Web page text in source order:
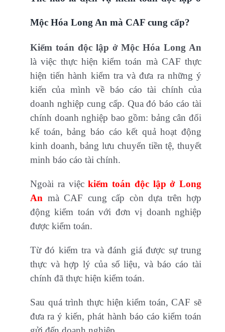
Mộc Hóa Long An mà CAF cung cấp?
Kiểm toán độc lập ở Mộc Hóa Long An
là việc thực hiện kiểm toán mà CAF thực
hiện tiến hành kiểm tra và đưa ra những ý
kiến của mình về báo cáo tài chính của
doanh nghiệp cung cấp. Qua đó báo cáo tài
chính doanh nghiệp bao gồm: bảng cân đối
kế toán, bảng báo cáo kết quả hoạt động
kinh doanh, bảng lưu chuyển tiền tệ, thuyết
minh báo cáo tài chính.
Ngoài ra việc kiểm toán độc lập ở Long
An mà CAF cung cấp còn dựa trên hợp
động kiểm toán với đơn vị doanh nghiệp
được kiểm toán.
Từ đó kiểm tra và đánh giá được sự trung
thực và hợp lý của số liệu, và báo cáo tài
chính đã thực hiện kiểm toán.
Sau quá trình thực hiện kiểm toán, CAF sẽ
đưa ra ý kiến, phát hành báo cáo kiểm toán